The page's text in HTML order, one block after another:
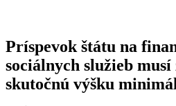
Príspevok štátu na
sociálnych služieb
skutočnú výšku